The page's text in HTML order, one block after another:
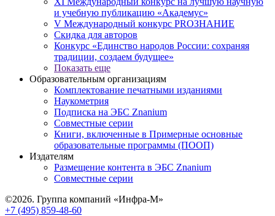
и учебную публикацию «Академус»
V Международный конкурс PROЗНАНИЕ
Скидка для авторов
Конкурс «Единство народов России: сохраняя
традиции, создаем будущее»
Показать еще
Образовательным организациям
Комплектование печатными изданиями
Наукометрия
Подписка на ЭБС Znanium
Совместные серии
Книги, включенные в Примерные основные
образовательные программы (ПООП)
Издателям
Размещение контента в ЭБС Znanium
Совместные серии
©2026. Группа компаний «Инфра-М»
+7 (495) 859-48-60